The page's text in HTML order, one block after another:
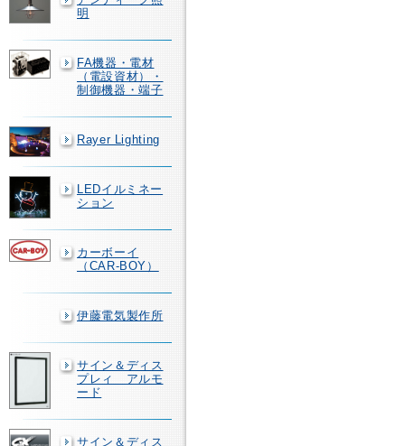
明
FA機器・電材
（電設資材）・
制御機器・端子
Rayer Lighting
LEDイルミネー
ション
カーボーイ
（CAR-BOY）
伊藤電気製作所
サイン＆ディス
プレィ アルモ
ード
サイン＆ディス